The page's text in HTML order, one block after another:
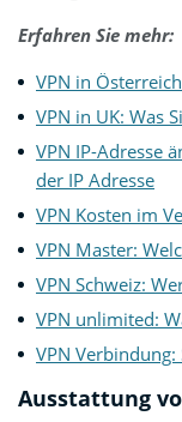
Erfahren Sie mehr:
VPN in
VPN in UK: Was
VPN IP-Adresse
der IP Adresse
VPN Kosten im
VPN Master:
VPN Schweiz:
VPN unlimited:
VPN
Ausstattung